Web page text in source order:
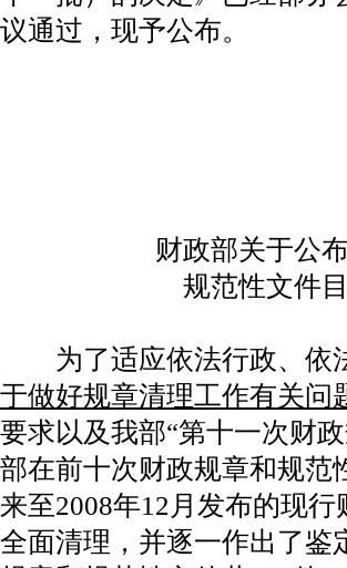
议通过，现予公布。
财政部关于公
规范性文件
为了适应依法行政、依
于做好规章清理工作有关问
要求以及我部“第十一次财
部在前十次财政规章和规范
来至2008年12月发布的现
全面清理，并逐一作出了鉴